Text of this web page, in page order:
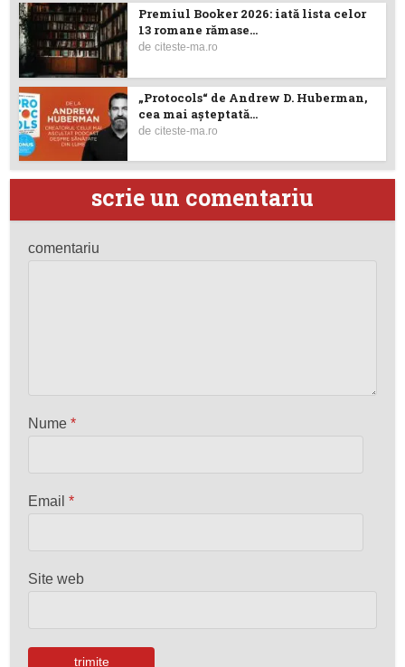
Premiul Booker 2026: iată lista celor
13 romane rămase...
deciteste-ma.ro
„Protocols“ de Andrew D. Huberman,
cea mai așteptată...
deciteste-ma.ro
scrie un comentariu
comentariu
Nume*
Email*
Site web